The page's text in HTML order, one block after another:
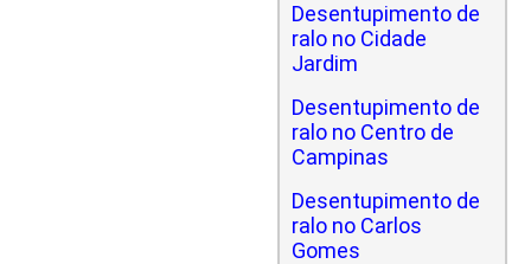
Desentupimento de
ralo no Cidade
Jardim
Desentupimento de
ralo no Centro de
Campinas
Desentupimento de
ralo no Carlos
Gomes